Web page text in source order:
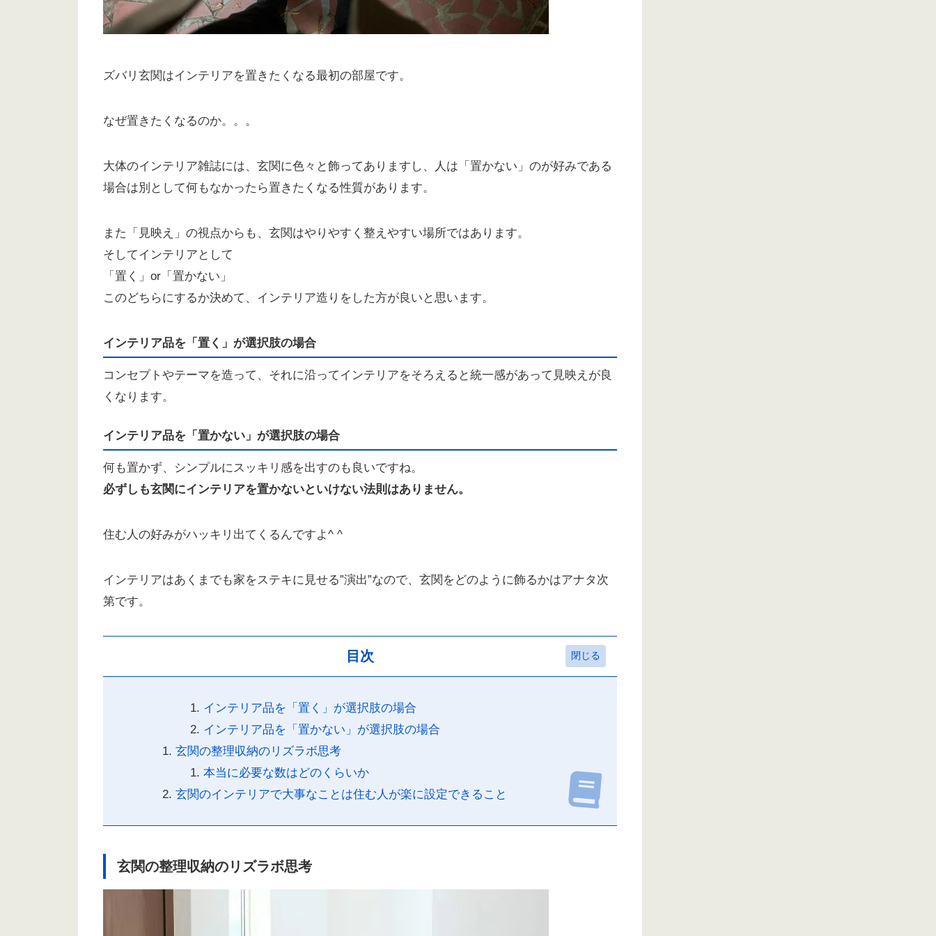
ズバリ玄関はインテリアを置きたくなる最初の部屋です。
なぜ置きたくなるのか。。。
大体のインテリア雑誌には、玄関に色々と飾ってありますし、人は「置かない」のが好みである
場合は別として何もなかったら置きたくなる性質があります。
また「見映え」の視点からも、玄関はやりやすく整えやすい場所ではあります。
そしてインテリアとして
「置く」or「置かない」
このどちらにするか決めて、インテリア造りをした方が良いと思います。
インテリア品を「置く」が選択肢の場合
コンセプトやテーマを造って、それに沿ってインテリアをそろえると統一感があって見映えが良
くなります。
インテリア品を「置かない」が選択肢の場合
何も置かず、シンプルにスッキリ感を出すのも良いですね。
必ずしも玄関にインテリアを置かないといけない法則はありません。
住む人の好みがハッキリ出てくるんですよ^ ^
インテリアはあくまでも家をステキに見せる”演出”なので、玄関をどのように飾るかはアナタ次
第です。
目次
インテリア品を「置く」が選択肢の場合
インテリア品を「置かない」が選択肢の場合
玄関の整理収納のリズラボ思考
本当に必要な数はどのくらいか
玄関のインテリアで大事なことは住む人が楽に設定できること
玄関の整理収納のリズラボ思考